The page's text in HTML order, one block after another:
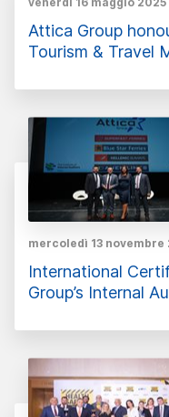
Attica Group
Tourism & Travel
mercoledì 13 novembre
International
Group’s Internal